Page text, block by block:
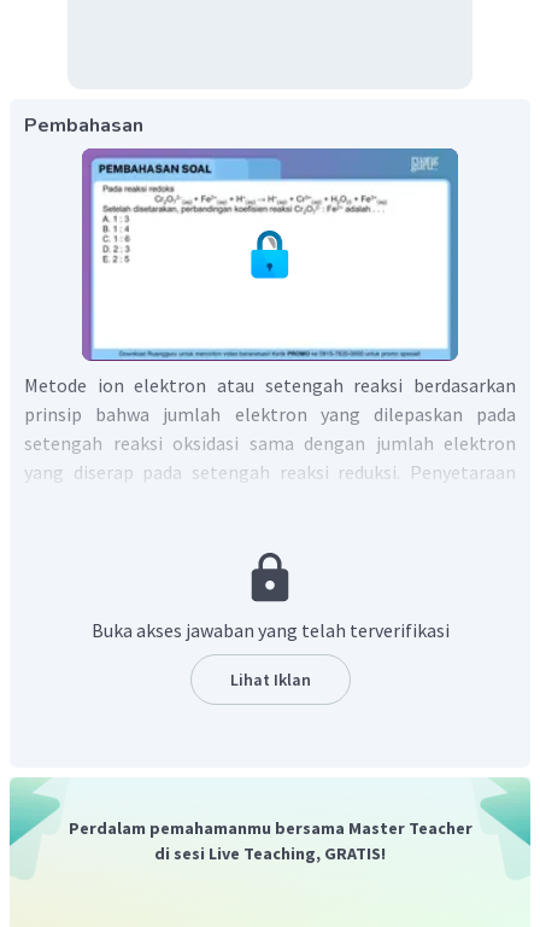
Pembahasan
Metode ion elektron atau setengah reaksi berdasarkan
prinsip bahwa jumlah elektron yang dilepaskan pada
setengah reaksi oksidasi sama dengan jumlah elektron
yang diserap pada setengah reaksi reduksi. Penyetaraan
bahwa reaksi terjadi pada suasana asam.
Tetapi, pada soal diatas sepertinya terdapat kesalahan.
Persamaan yang benar seharusnya:
1. Tentukan setengah reaksi oksidasi dan reduksi pada zat
yang mengalami perubahan bilangan oksidasi. Reaksinya
dibuat dalam bentuk ionnya.
Buka akses jawaban yang telah terverifikasi
Lihat Iklan
Perdalam pemahamanmu bersama Master Teacher
di sesi Live Teaching, GRATIS!